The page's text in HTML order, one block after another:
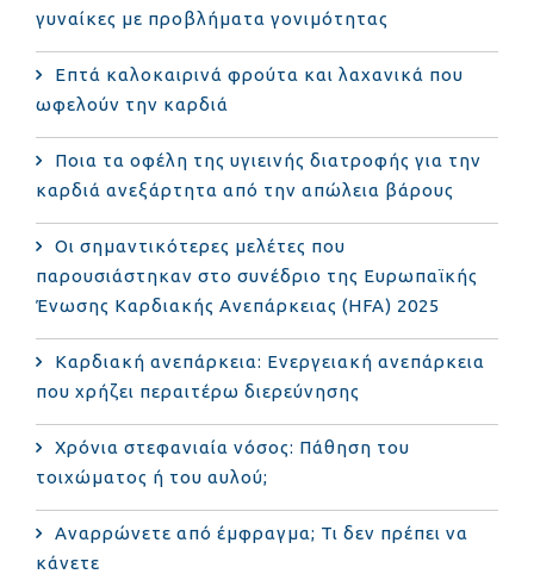
γυναίκες με προβλήματα γονιμότητας
Επτά καλοκαιρινά φρούτα και λαχανικά που
ωφελούν την καρδιά
Ποια τα οφέλη της υγιεινής διατροφής για την
καρδιά ανεξάρτητα από την απώλεια βάρους
Οι σημαντικότερες μελέτες που
παρουσιάστηκαν στο συνέδριο της Ευρωπαϊκής
Ένωσης Καρδιακής Ανεπάρκειας (HFA) 2025
Καρδιακή ανεπάρκεια: Ενεργειακή ανεπάρκεια
που χρήζει περαιτέρω διερεύνησης
Χρόνια στεφανιαία νόσος: Πάθηση του
τοιχώματος ή του αυλού;
Αναρρώνετε από έμφραγμα; Τι δεν πρέπει να
κάνετε